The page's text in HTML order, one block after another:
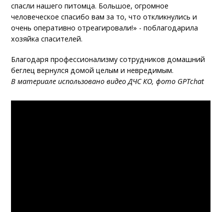
спасли нашего питомца. Большое, огромное
человеческое спасибо вам за то, что откликнулись и
очень оперативно отреагировали!» - поблагодарила
хозяйка спасителей.
Благодаря профессионализму сотрудников домашний
беглец вернулся домой целым и невредимым.
В материале использовано видео ДЧС КО, фото GPTchat